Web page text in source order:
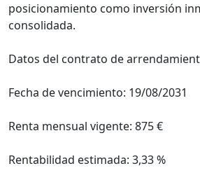
posicionamiento como inversión
consolidada.
Datos del contrato de
Fecha de vencimiento: 19/08/2031
Renta mensual vigente: 875 €
Rentabilidad estimada: 3,33 %